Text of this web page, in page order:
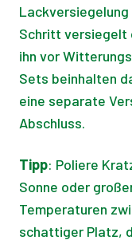
Schritt versiegelt
ihn vor
Sets beinhalten
eine separate
Abschluss.
Tipp: Poliere
Sonne oder
Temperaturen
schattiger Platz,